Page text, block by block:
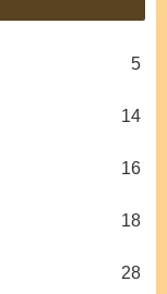
5
14
16
18
28